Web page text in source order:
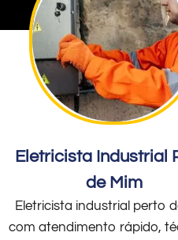
Eletricista Industrial
de Mim
Eletricista industrial perto
com atendimento rápido,